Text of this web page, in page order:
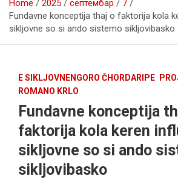
Home 2025 септембар
7
Fundavne konceptija thaj o faktorija kola
sikljovne so si ando sistemo sikljovibasko
E SIKLJOVNENGORO ČHORDARIPE
ROMANO KRLO
Fundavne konceptija
faktorija kola keren
sikljovne so si ando
sikljovibasko